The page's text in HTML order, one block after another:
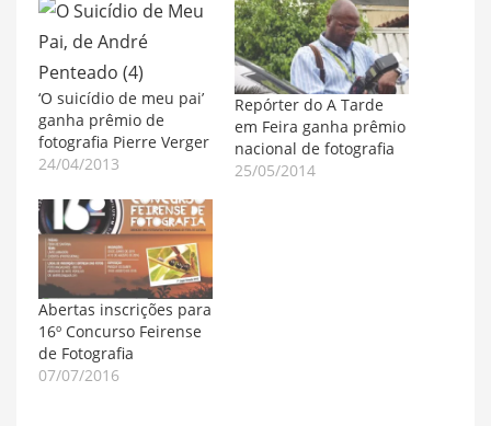
‘O suicídio de meu pai’
ganha prêmio de
fotografia Pierre Verger
24/04/2013
Repórter do A Tarde
em Feira ganha prêmio
nacional de fotografia
25/05/2014
Abertas inscrições para
16º Concurso Feirense
de Fotografia
07/07/2016